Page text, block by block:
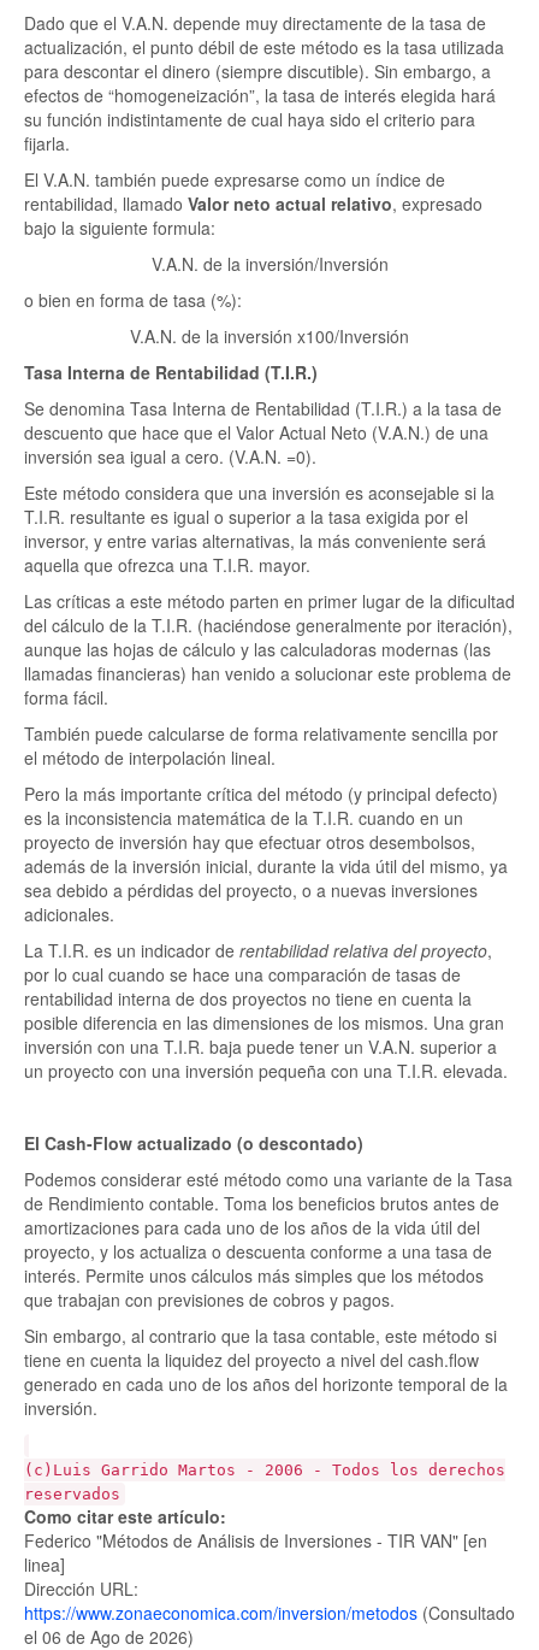
Dado que el V.A.N. depende muy directamente de la tasa de
actualización, el punto débil de este método es la tasa utilizada
para descontar el dinero (siempre discutible). Sin embargo, a
efectos de “homogeneización”, la tasa de interés elegida hará
su función indistintamente de cual haya sido el criterio para
fijarla.
El V.A.N. también puede expresarse como un índice de
rentabilidad, llamado Valor neto actual relativo, expresado
bajo la siguiente formula:
V.A.N. de la inversión/Inversión
o bien en forma de tasa (%):
V.A.N. de la inversión x100/Inversión
Tasa Interna de Rentabilidad (T.I.R.)
Se denomina Tasa Interna de Rentabilidad (T.I.R.) a la tasa de
descuento que hace que el Valor Actual Neto (V.A.N.) de una
inversión sea igual a cero. (V.A.N. =0).
Este método considera que una inversión es aconsejable si la
T.I.R. resultante es igual o superior a la tasa exigida por el
inversor, y entre varias alternativas, la más conveniente será
aquella que ofrezca una T.I.R. mayor.
Las críticas a este método parten en primer lugar de la dificultad
del cálculo de la T.I.R. (haciéndose generalmente por iteración),
aunque las hojas de cálculo y las calculadoras modernas (las
llamadas financieras) han venido a solucionar este problema de
forma fácil.
También puede calcularse de forma relativamente sencilla por
el método de interpolación lineal.
Pero la más importante crítica del método (y principal defecto)
es la inconsistencia matemática de la T.I.R. cuando en un
proyecto de inversión hay que efectuar otros desembolsos,
además de la inversión inicial, durante la vida útil del mismo, ya
sea debido a pérdidas del proyecto, o a nuevas inversiones
adicionales.
La T.I.R. es un indicador de rentabilidad relativa del proyecto,
por lo cual cuando se hace una comparación de tasas de
rentabilidad interna de dos proyectos no tiene en cuenta la
posible diferencia en las dimensiones de los mismos. Una gran
inversión con una T.I.R. baja puede tener un V.A.N. superior a
un proyecto con una inversión pequeña con una T.I.R. elevada.
El Cash-Flow actualizado (o descontado)
Podemos considerar esté método como una variante de la Tasa
de Rendimiento contable. Toma los beneficios brutos antes de
amortizaciones para cada uno de los años de la vida útil del
proyecto, y los actualiza o descuenta conforme a una tasa de
interés. Permite unos cálculos más simples que los métodos
que trabajan con previsiones de cobros y pagos.
Sin embargo, al contrario que la tasa contable, este método si
tiene en cuenta la liquidez del proyecto a nivel del cash.flow
generado en cada uno de los años del horizonte temporal de la
inversión.
(c)Luis Garrido Martos - 2006 - Todos los derechos
reservados
Como citar este artículo:
Federico "Métodos de Análisis de Inversiones - TIR VAN" [en
linea]
Dirección URL:
https://www.zonaeconomica.com/inversion/metodos (Consultado
el 06 de Ago de 2026)